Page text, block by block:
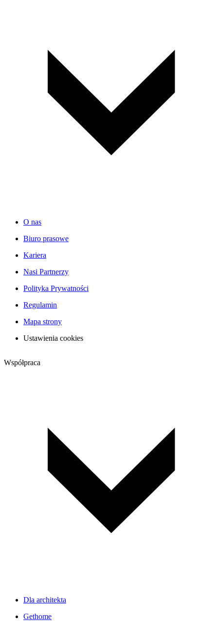
O nas
Biuro prasowe
Kariera
Nasi Partnerzy
Polityka Prywatności
Regulamin
Mapa strony
Ustawienia cookies
Współpraca
Dla architekta
Gethome